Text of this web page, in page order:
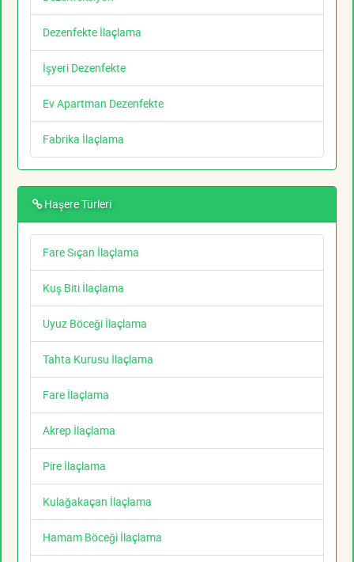
Dezenfekte İlaçlama
İşyeri Dezenfekte
Ev Apartman Dezenfekte
Fabrika İlaçlama
Haşere Türleri
Fare Sıçan İlaçlama
Kuş Biti İlaçlama
Uyuz Böceği İlaçlama
Tahta Kurusu İlaçlama
Fare İlaçlama
Akrep İlaçlama
Pire İlaçlama
Kulağakaçan İlaçlama
Hamam Böceği İlaçlama